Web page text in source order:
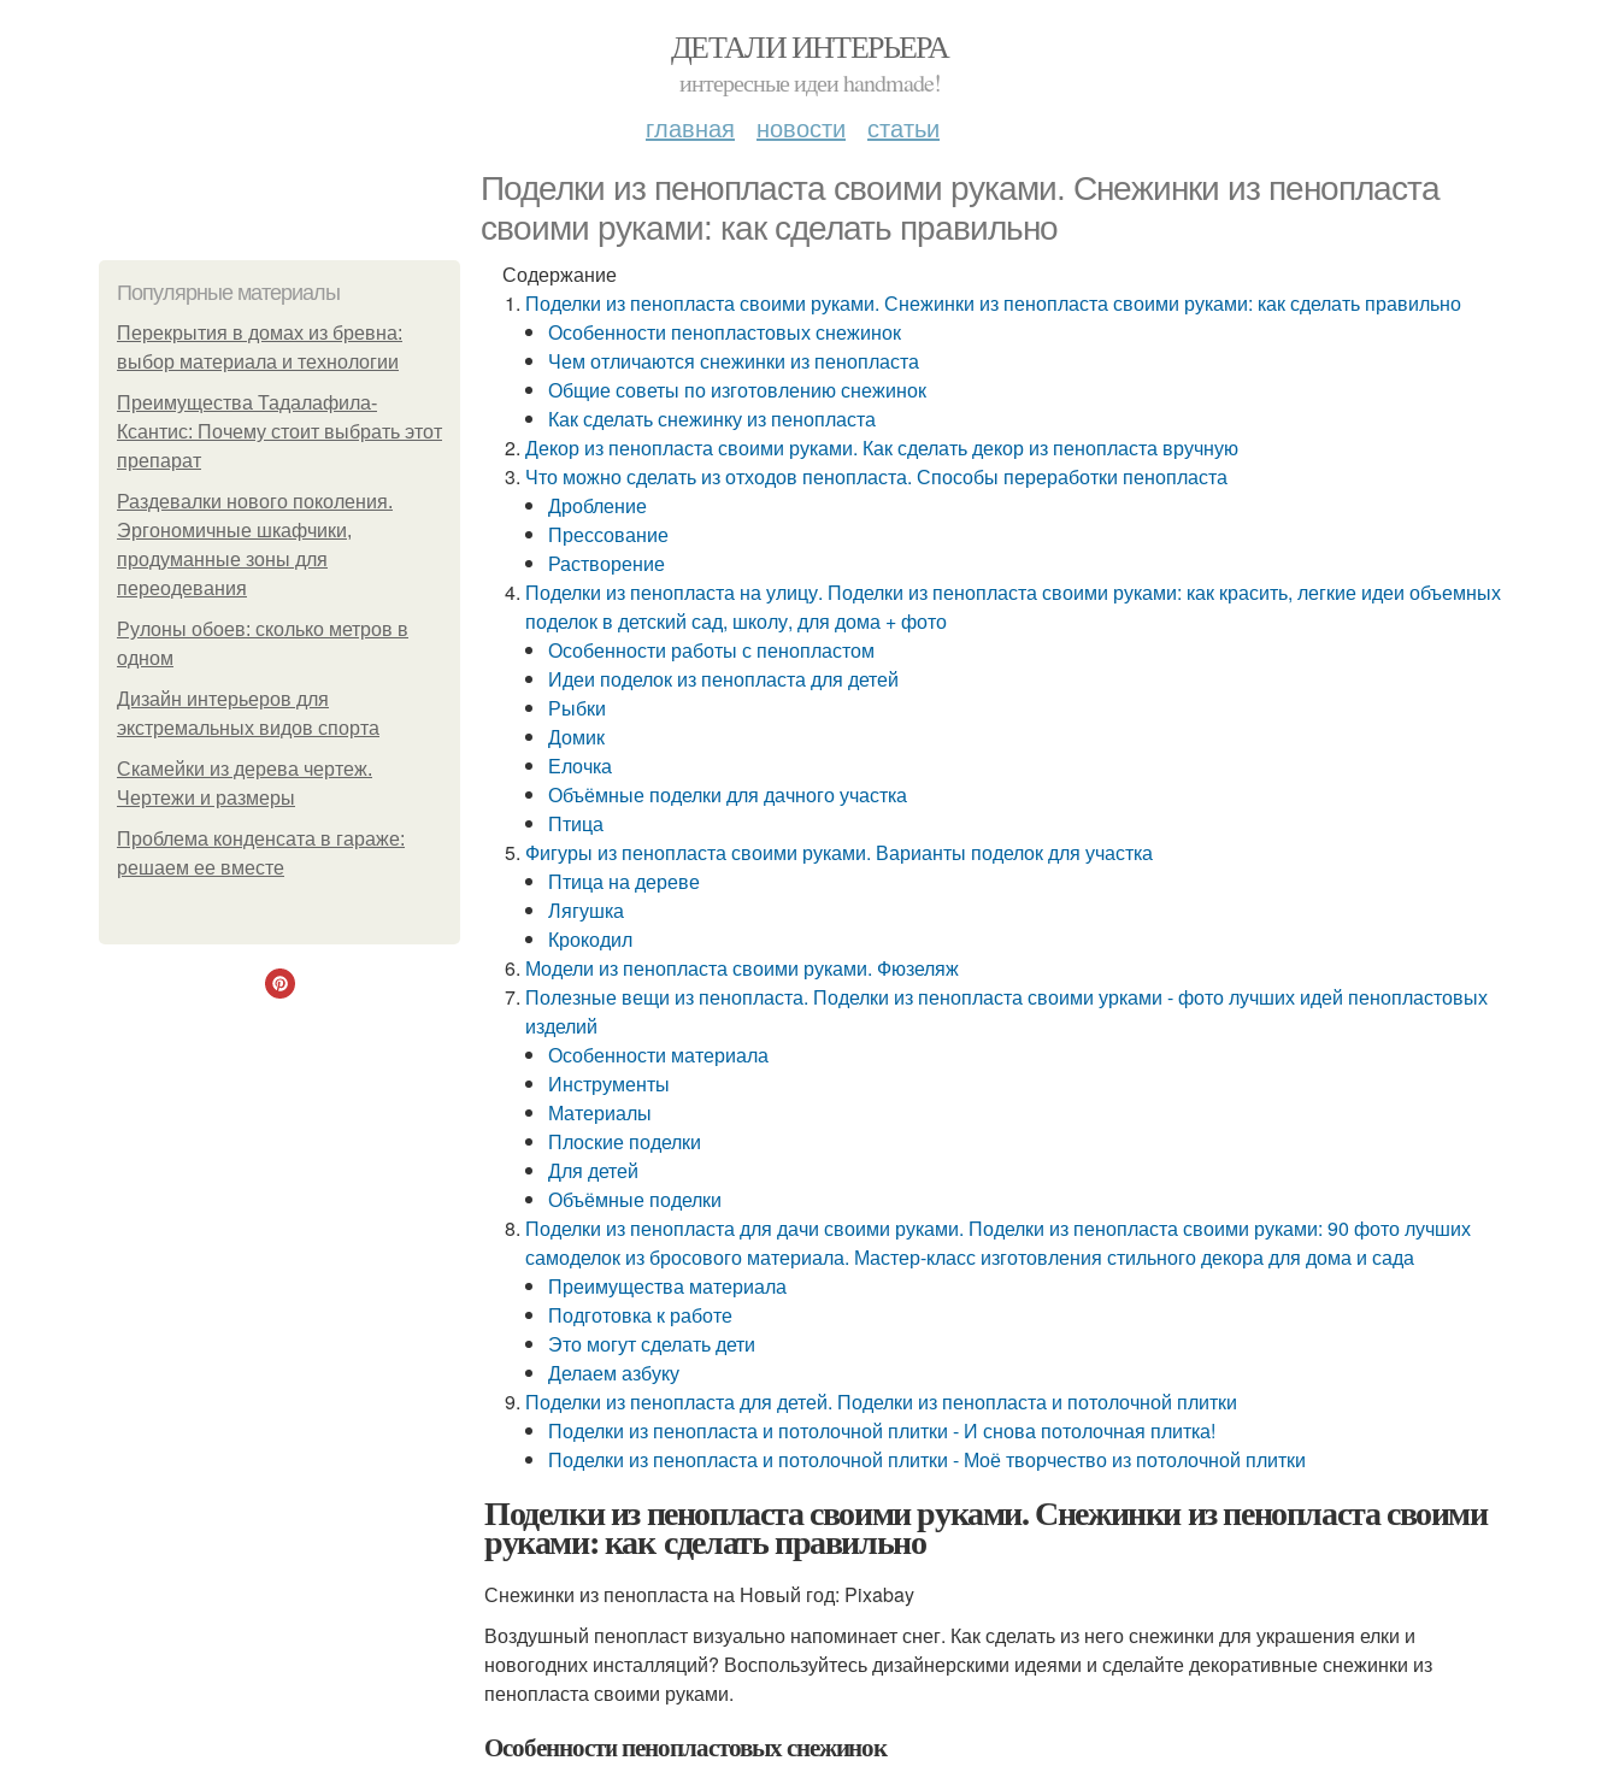
ДЕТАЛИ ИНТЕРЬЕРА
интересные идеи handmade!
главная новости статьи
Поделки из пенопласта своими руками. Снежинки из пенопласта
своими руками: как сделать правильно
Популярные материалы
Перекрытия в домах из бревна:
выбор материала и технологии
Преимущества Тадалафила-
Ксантис: Почему стоит выбрать этот
препарат
Раздевалки нового поколения.
Эргономичные шкафчики,
продуманные зоны для
переодевания
Рулоны обоев: сколько метров в
одном
Дизайн интерьеров для
экстремальных видов спорта
Скамейки из дерева чертеж.
Чертежи и размеры
Проблема конденсата в гараже:
решаем ее вместе
Содержание
Поделки из пенопласта своими руками. Снежинки из пенопласта своими руками: как сделать правильно
Особенности пенопластовых снежинок
Чем отличаются снежинки из пенопласта
Общие советы по изготовлению снежинок
Как сделать снежинку из пенопласта
Декор из пенопласта своими руками. Как сделать декор из пенопласта вручную
Что можно сделать из отходов пенопласта. Способы переработки пенопласта
Дробление
Прессование
Растворение
Поделки из пенопласта на улицу. Поделки из пенопласта своими руками: как красить, легкие идеи объемных
поделок в детский сад, школу, для дома + фото
Особенности работы с пенопластом
Идеи поделок из пенопласта для детей
Рыбки
Домик
Елочка
Объёмные поделки для дачного участка
Птица
Фигуры из пенопласта своими руками. Варианты поделок для участка
Птица на дереве
Лягушка
Крокодил
Модели из пенопласта своими руками. Фюзеляж
Полезные вещи из пенопласта. Поделки из пенопласта своими урками - фото лучших идей пенопластовых
изделий
Особенности материала
Инструменты
Материалы
Плоские поделки
Для детей
Объёмные поделки
Поделки из пенопласта для дачи своими руками. Поделки из пенопласта своими руками: 90 фото лучших
самоделок из бросового материала. Мастер-класс изготовления стильного декора для дома и сада
Преимущества материала
Подготовка к работе
Это могут сделать дети
Делаем азбуку
Поделки из пенопласта для детей. Поделки из пенопласта и потолочной плитки
Поделки из пенопласта и потолочной плитки - И снова потолочная плитка!
Поделки из пенопласта и потолочной плитки - Моё творчество из потолочной плитки
Поделки из пенопласта своими руками. Снежинки из пенопласта своими
руками: как сделать правильно
Снежинки из пенопласта на Новый год: Pixabay
Воздушный пенопласт визуально напоминает снег. Как сделать из него снежинки для украшения елки и
новогодних инсталляций? Воспользуйтесь дизайнерскими идеями и сделайте декоративные снежинки из
пенопласта своими руками.
Особенности пенопластовых снежинок